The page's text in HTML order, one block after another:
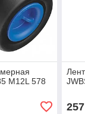
M12L 578